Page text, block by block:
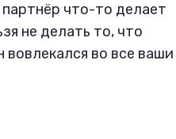
что-то делает
не делать то, что
во все ваши